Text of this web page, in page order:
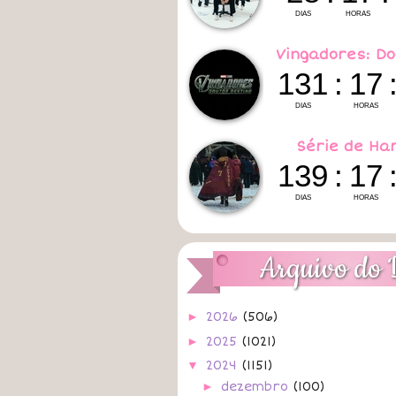
Vingadores:
Série de
Arquivo do
► 2026 (506)
► 2025 (1021)
▼ 2024 (1151)
► dezembro (100)